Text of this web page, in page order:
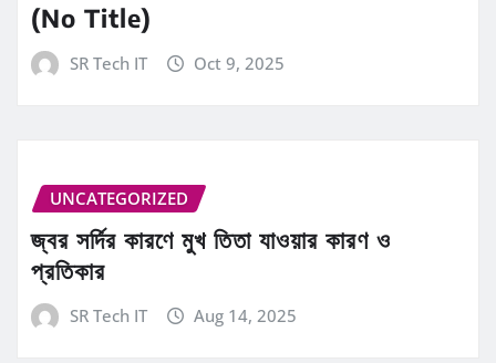
(No Title)
SR Tech IT Oct 9, 2025
UNCATEGORIZED
জ্বর সর্দির কারণে মুখ তিতা যাওয়ার কারণ ও
প্রতিকার
SR Tech IT Aug 14, 2025